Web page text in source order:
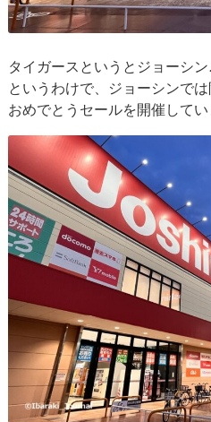
タイガースというとジョーシン
というわけで、ジョーシンで
おめでとうセールを開催してい